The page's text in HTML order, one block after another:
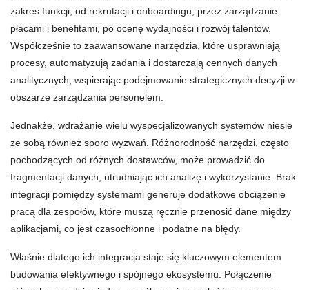
zakres funkcji, od rekrutacji i onboardingu, przez zarządzanie
płacami i benefitami, po ocenę wydajności i rozwój talentów.
Współcześnie to zaawansowane narzędzia, które usprawniają
procesy, automatyzują zadania i dostarczają cennych danych
analitycznych, wspierając podejmowanie strategicznych decyzji w
obszarze zarządzania personelem.
Jednakże, wdrażanie wielu wyspecjalizowanych systemów niesie
ze sobą również sporo wyzwań. Różnorodność narzędzi, często
pochodzących od różnych dostawców, może prowadzić do
fragmentacji danych, utrudniając ich analizę i wykorzystanie. Brak
integracji pomiędzy systemami generuje dodatkowe obciążenie
pracą dla zespołów, które muszą ręcznie przenosić dane między
aplikacjami, co jest czasochłonne i podatne na błędy.
Właśnie dlatego ich integracja staje się kluczowym elementem
budowania efektywnego i spójnego ekosystemu. Połączenie